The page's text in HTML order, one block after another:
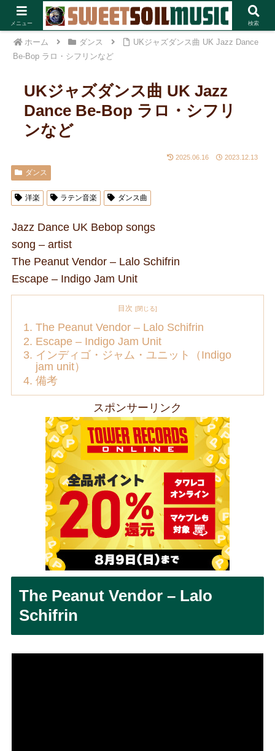
一部PRあり
ホーム ダンス
UKジャズダンス曲 UK Jazz Dance
Be-Bop ラロ・シフリンなど
UKジャズダンス曲 UK Jazz
Dance Be-Bop ラロ・シフリ
ンなど
2023.12.13
2025.06.16
ダンス
洋楽 ラテン音楽 ダンス曲
Jazz Dance UK Bebop songs
song – artist
The Peanut Vendor – Lalo Schifrin
Escape – Indigo Jam Unit
目次
The Peanut Vendor – Lalo Schifrin
Escape – Indigo Jam Unit
インディゴ・ジャム・ユニット（Indigo
jam unit）
備考
スポンサーリンク
The Peanut Vendor – Lalo
Schifrin
メニュー 検索